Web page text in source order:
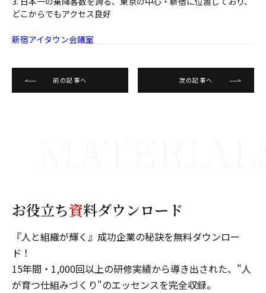
どこからでもアクセス良好
新宿アイタウン会議室
前の記事へ 次の記事へ
お役立ち資料ダウンロード
『人と組織が輝く』成功企業の秘訣を無料ダウンロー
ド！
15年間・1,000回以上の研修実績から導き出された、"人
が育つ仕組みづくり"のエッセンスを完全収録。